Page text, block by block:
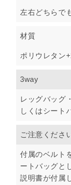
左右どちらで
材質
ポリウレタン
3way
レッグバッグ
しくはシート
ご注意くださ
付属のベルト
ートバッグと
説明書が付属